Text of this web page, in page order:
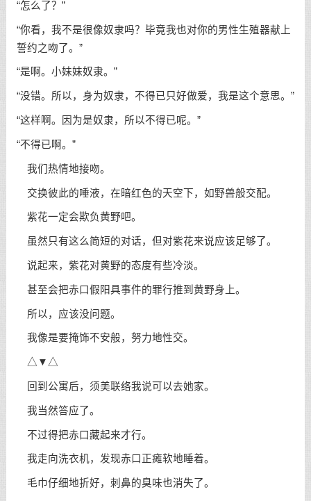
“怎么了？”
“你看，我不是很像奴隶吗？毕竟我也对你的男性生殖器献上
誓约之吻了。”
“是啊。小妹妹奴隶。”
“没错。所以，身为奴隶，不得已只好做爱，我是这个意思。”
“这样啊。因为是奴隶，所以不得已呢。”
“不得已啊。”
我们热情地接吻。
交换彼此的唾液，在暗红色的天空下，如野兽般交配。
紫花一定会欺负黄野吧。
虽然只有这么简短的对话，但对紫花来说应该足够了。
说起来，紫花对黄野的态度有些冷淡。
甚至会把赤口假阳具事件的罪行推到黄野身上。
所以，应该没问题。
我像是要掩饰不安般，努力地性交。
△▼△
回到公寓后，须美联络我说可以去她家。
我当然答应了。
不过得把赤口藏起来才行。
我走向洗衣机，发现赤口正瘫软地睡着。
毛巾仔细地折好，刺鼻的臭味也消失了。